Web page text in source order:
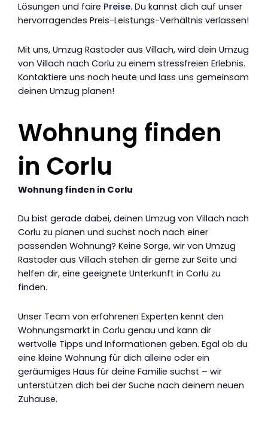
Lösungen und faire Preise. Du kannst dich auf unser
hervorragendes Preis-Leistungs-Verhältnis verlassen!
Mit uns, Umzug Rastoder aus Villach, wird dein Umzug
von Villach nach Corlu zu einem stressfreien Erlebnis.
Kontaktiere uns noch heute und lass uns gemeinsam
deinen Umzug planen!
Wohnung finden
in Corlu
Wohnung finden in Corlu
Du bist gerade dabei, deinen Umzug von Villach nach
Corlu zu planen und suchst noch nach einer
passenden Wohnung? Keine Sorge, wir von Umzug
Rastoder aus Villach stehen dir gerne zur Seite und
helfen dir, eine geeignete Unterkunft in Corlu zu
finden.
Unser Team von erfahrenen Experten kennt den
Wohnungsmarkt in Corlu genau und kann dir
wertvolle Tipps und Informationen geben. Egal ob du
eine kleine Wohnung für dich alleine oder ein
geräumiges Haus für deine Familie suchst – wir
unterstützen dich bei der Suche nach deinem neuen
Zuhause.